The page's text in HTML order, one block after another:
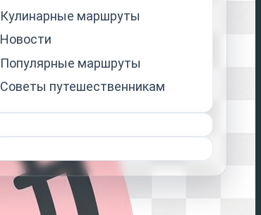
Кулинарные маршруты
Новости
Популярные маршруты
Советы путешественникам